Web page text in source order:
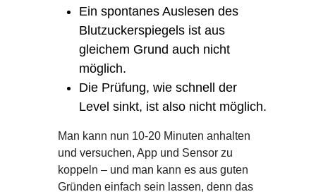
Ein spontanes Auslesen des
Blutzuckerspiegels ist aus
gleichem Grund auch nicht
möglich.
Die Prüfung, wie schnell der
Level sinkt, ist also nicht möglich.
Man kann nun 10-20 Minuten anhalten
und versuchen, App und Sensor zu
koppeln – und man kann es aus guten
Gründen einfach sein lassen, denn das